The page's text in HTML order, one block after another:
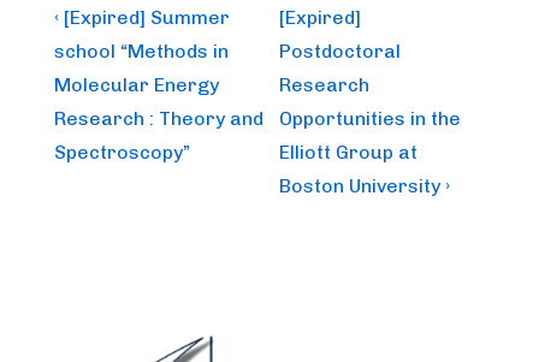
Post
navigation
Previous
Post
is
‹ [Expired] Summer
school “Methods in
Molecular Energy
Research : Theory and
Spectroscopy”
Next
Post
is
[Expired]
Postdoctoral
Research
Opportunities in the
Elliott Group at
Boston University ›